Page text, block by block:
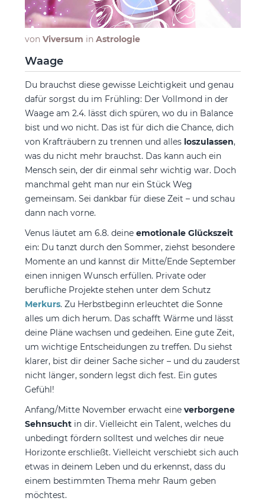
von Viversum in Astrologie
Waage
Du brauchst diese gewisse Leichtigkeit und genau
dafür sorgst du im Frühling: Der Vollmond in der
Waage am 2.4. lässt dich spüren, wo du in Balance
bist und wo nicht. Das ist für dich die Chance, dich
von Krafträubern zu trennen und allesloszulassen,
was du nicht mehr brauchst. Das kann auch ein
Mensch sein, der dir einmal sehr wichtig war. Doch
manchmal geht man nur ein Stück Weg
gemeinsam. Sei dankbar für diese Zeit – und schau
dann nach vorne.
Venus läutet am 6.8. deine emotionale Glückszeit
ein: Du tanzt durch den Sommer, ziehst besondere
Momente an und kannst dir Mitte/Ende September
einen innigen Wunsch erfüllen. Private oder
berufliche Projekte stehen unter dem Schutz
Merkurs. Zu Herbstbeginn erleuchtet die Sonne
alles um dich herum. Das schafft Wärme und lässt
deine Pläne wachsen und gedeihen. Eine gute Zeit,
um wichtige Entscheidungen zu treffen. Du siehst
klarer, bist dir deiner Sache sicher – und du zauderst
nicht länger, sondern legst dich fest. Ein gutes
Gefühl!
Anfang/Mitte November erwacht eine verborgene
Sehnsucht in dir. Vielleicht ein Talent, welches du
unbedingt fördern solltest und welches dir neue
Horizonte erschließt. Vielleicht verschiebt sich auch
etwas in deinem Leben und du erkennst, dass du
einem bestimmten Thema mehr Raum geben
möchtest.